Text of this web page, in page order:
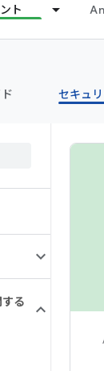
ト
セキュ
る